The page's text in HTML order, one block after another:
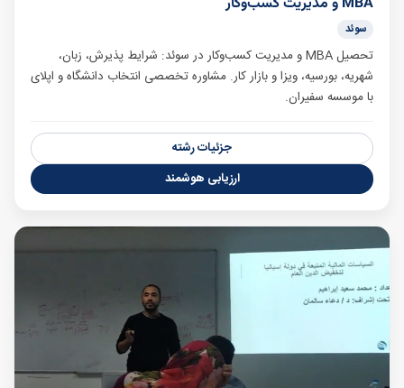
سوئد
تحصیل MBA و مدیریت کسب‌وکار در سوئد: شرایط پذیرش، زبان،
شهریه، بورسیه، ویزا و بازار کار. مشاوره تخصصی انتخاب دانشگاه و اپلای
با موسسه سفیران.
جزئیات رشته
ارزیابی هوشمند